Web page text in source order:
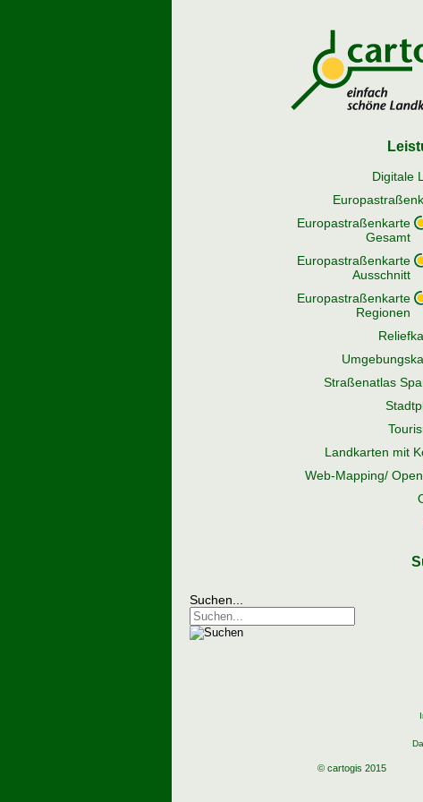
Digitale
Europastraßenkarte
Gesamt
Europastraßenkarte
Ausschnitt
Europastraßenkarte
Regionen
Straßenatlas
Landkarten mit
Web-Mapping/
Suchen...
© cartogis 2015